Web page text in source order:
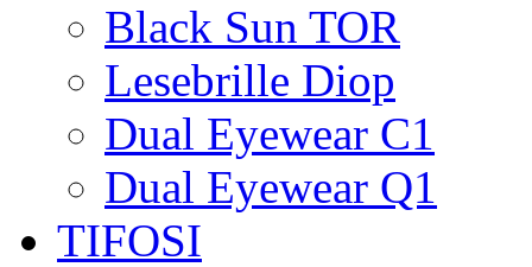
Black Sun TOR
Lesebrille Diop
Dual Eyewear C1
Dual Eyewear Q1
TIFOSI